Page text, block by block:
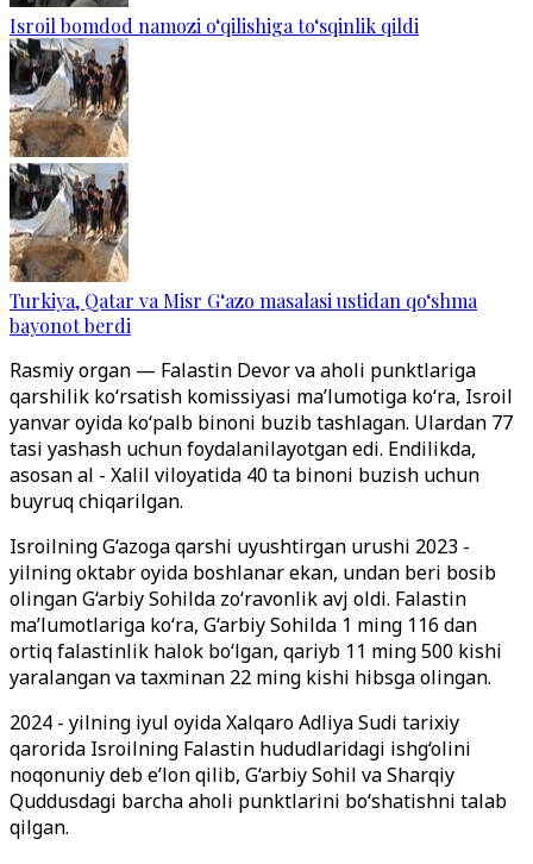
Isroil bomdod namozi o‘qilishiga to‘sqinlik qildi
Turkiya, Qatar va Misr G‘azo masalasi ustidan qo‘shma
bayonot berdi
Rasmiy organ — Falastin Devor va aholi punktlariga
qarshilik ko‘rsatish komissiyasi ma’lumotiga ko‘ra, Isroil
yanvar oyida ko‘palb binoni buzib tashlagan. Ulardan 77
tasi yashash uchun foydalanilayotgan edi. Endilikda,
asosan al - Xalil viloyatida 40 ta binoni buzish uchun
buyruq chiqarilgan.
Isroilning G‘azoga qarshi uyushtirgan urushi 2023 -
yilning oktabr oyida boshlanar ekan, undan beri bosib
olingan G‘arbiy Sohilda zo‘ravonlik avj oldi. Falastin
ma’lumotlariga ko‘ra, G‘arbiy Sohilda 1 ming 116 dan
ortiq falastinlik halok bo‘lgan, qariyb 11 ming 500 kishi
yaralangan va taxminan 22 ming kishi hibsga olingan.
2024 - yilning iyul oyida Xalqaro Adliya Sudi tarixiy
qarorida Isroilning Falastin hududlaridagi ishg‘olini
noqonuniy deb e’lon qilib, G‘arbiy Sohil va Sharqiy
Quddusdagi barcha aholi punktlarini bo‘shatishni talab
qilgan.